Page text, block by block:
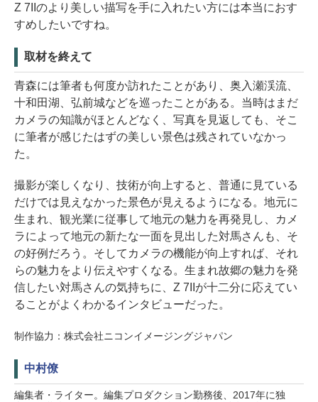
Z 7IIのより美しい描写を手に入れたい方には本当におす
すめしたいですね。
取材を終えて
青森には筆者も何度か訪れたことがあり、奥入瀬渓流、
十和田湖、弘前城などを巡ったことがある。当時はまだ
カメラの知識がほとんどなく、写真を見返しても、そこ
に筆者が感じたはずの美しい景色は残されていなかっ
た。
撮影が楽しくなり、技術が向上すると、普通に見ている
だけでは見えなかった景色が見えるようになる。地元に
生まれ、観光業に従事して地元の魅力を再発見し、カメ
ラによって地元の新たな一面を見出した対馬さんも、そ
の好例だろう。そしてカメラの機能が向上すれば、それ
らの魅力をより伝えやすくなる。生まれ故郷の魅力を発
信したい対馬さんの気持ちに、Z 7IIが十二分に応えてい
ることがよくわかるインタビューだった。
制作協力：株式会社ニコンイメージングジャパン
中村僚
編集者・ライター。編集プロダクション勤務後、2017年に独